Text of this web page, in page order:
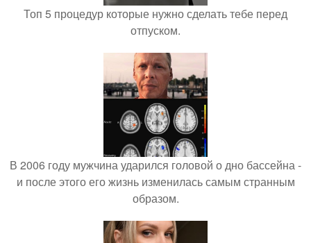
Топ 5 процедур которые нужно сделать тебе перед
отпуском.
В 2006 году мужчина ударился головой о дно бассейна -
и после этого его жизнь изменилась самым странным
образом.